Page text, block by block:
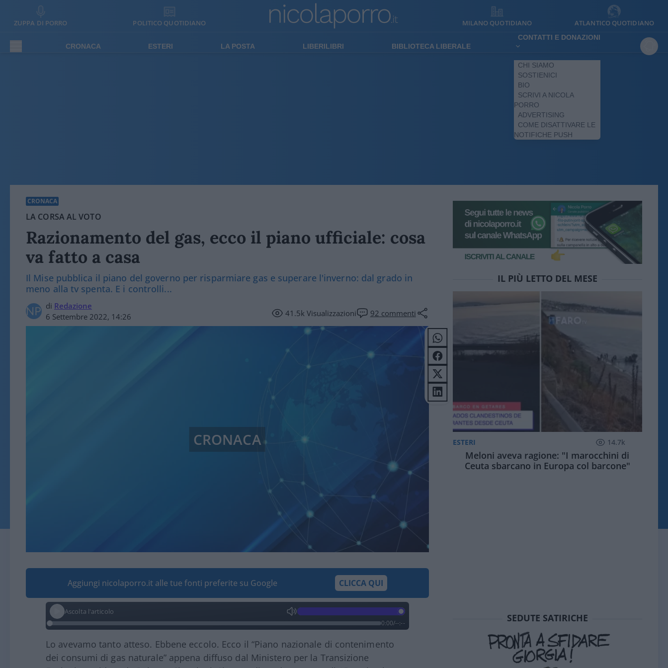
ZUPPA DI PORRO POLITICO QUOTIDIANO MILANO QUOTIDIANO ATLANTICO QUOTIDIANO
CRONACA ESTERI LA POSTA LIBERILIBRI BIBLIOTECA LIBERALE
CONTATTI E DONAZIONI
CHI SIAMO
SOSTIENICI
BIO
SCRIVI A NICOLA
PORRO
ADVERTISING
COME DISATTIVARE LE
NOTIFICHE PUSH
CRONACA
LA CORSA AL VOTO
Razionamento del gas, ecco il piano ufficiale: cosa
va fatto a casa
Il Mise pubblica il piano del governo per risparmiare gas e superare l'inverno: dal grado in
meno alla tv spenta. E i controlli...
di Redazione
6 Settembre 2022, 14:26
41.5kVisualizzazioni 92 commenti
CRONACA
Aggiungi nicolaporro.it alle tue fonti preferite su Google CLICCA QUI
Ascolta l'articolo
0:00/--:--
Lo avevamo tanto atteso. Ebbene eccolo. Ecco il “Piano nazionale di contenimento
dei consumi di gas naturale” appena diffuso dal Ministero per la Transizione
IL PIÙ LETTO DEL MESE
ESTERI 14.7k
Meloni aveva ragione: "I marocchini di
Ceuta sbarcano in Europa col barcone"
SEDUTE SATIRICHE